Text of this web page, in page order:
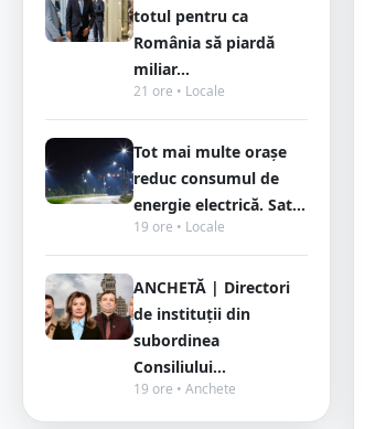
totul pentru ca
România să piardă
miliar...
21 ore • Locale
Tot mai multe orașe
reduc consumul de
energie electrică. Sat...
19 ore • Locale
ANCHETĂ | Directori
de instituții din
subordinea
Consiliului...
19 ore • Anchete